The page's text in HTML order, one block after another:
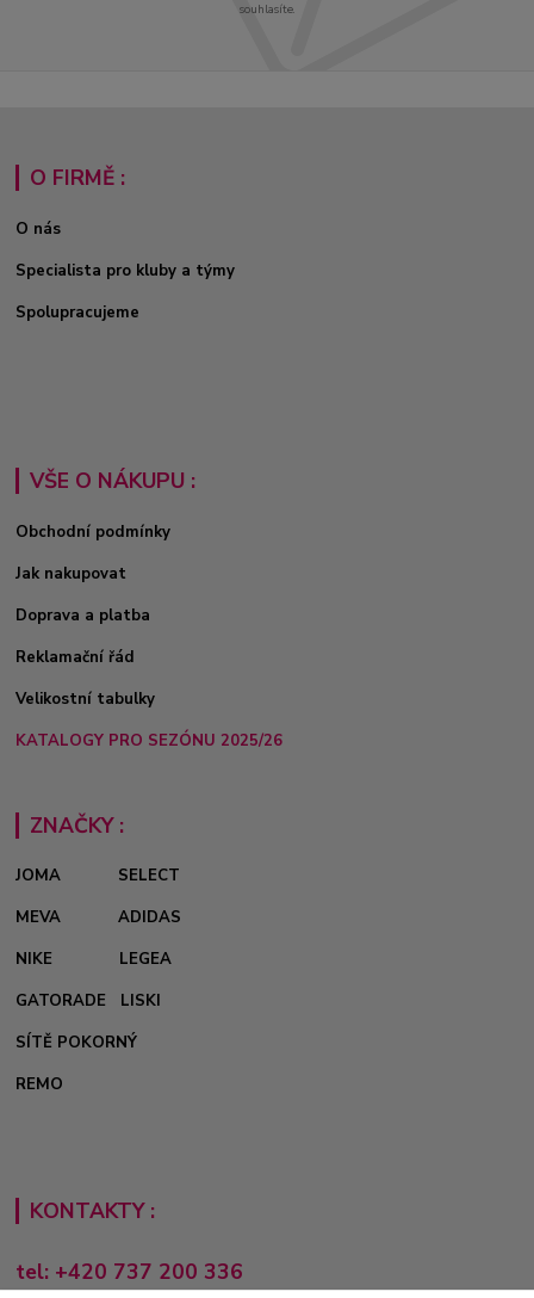
souhlasíte.
O FIRMĚ :
O nás
Specialista pro kluby a týmy
Spolupracujeme
VŠE O NÁKUPU :
Obchodní podmínky
Jak nakupovat
Doprava a platba
Reklamační řád
Velikostní tabulky
KATALOGY PRO SEZÓNU 2025/26
ZNAČKY :
JOMA
SELECT
MEVA
ADIDAS
NIKE
LEGEA
GATORADE
LISKI
SÍTĚ POKORNÝ
REMO
KONTAKTY :
tel: +420 737 200 336